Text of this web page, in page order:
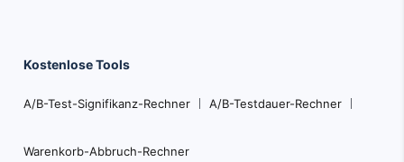
Kostenlose Tools
A/B-Test-Signifikanz-Rechner A/B-Testdauer-Rechner
Warenkorb-Abbruch-Rechner